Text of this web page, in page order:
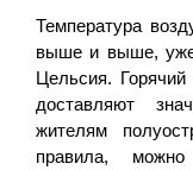
Температура
выше и выше, уже
Цельсия.
доставляют
жителям
правила,